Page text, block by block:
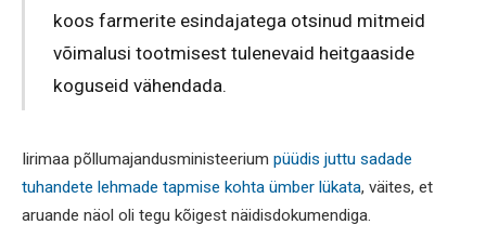
koos farmerite esindajatega otsinud mitmeid
võimalusi tootmisest tulenevaid heitgaaside
koguseid vähendada.
Iirimaa põllumajandusministeerium püüdis juttu sadade
tuhandete lehmade tapmise kohta ümber lükata, väites, et
aruande näol oli tegu kõigest näidisdokumendiga.